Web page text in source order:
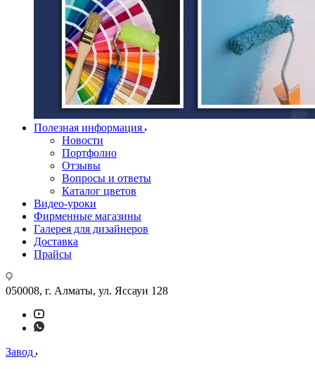
Полезная информация
Новости
Портфолио
Отзывы
Вопросы и ответы
Каталог цветов
Видео-уроки
Фирменные магазины
Галерея для дизайнеров
Доставка
Прайсы
050008, г. Алматы, ул. Яссауи 128
Завод